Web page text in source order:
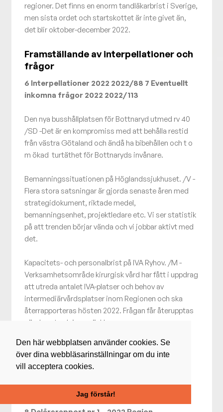
Den här webbplatsen använder cookies. Se
över dina webbläsarinställningar om du inte
vill acceptera cookies.
Jag förstår!
regioner. Det finns en enorm tandläkarbrist i Sverige,
men sista ordet och startskottet är inte givet än,
det blir oktober-december 2022.
Framställande av interpellationer och
frågor
6 Interpellationer 2022 2022/88 7 Eventuellt
inkomna frågor 2022 2022/113
Den nya busshållplatsen för Bottnaryd utmed rv 40
/SD -Det är en kompromiss med att behålla restid
från västra Götaland och ändå ha bibehållen och t o
m ökad turtäthet för Bottnaryds invånare.
Bemanningssituationen på Höglandssjukhuset. /V -
Flera stora satsningar är gjorda senaste åren med
strategidokument, riktade medel,
bemanningsenhet, projektledare etc. Vi ser statistik
på att trenden börjar vända och vi jobbar aktivt med
det.
Kapacitets- och personalbrist på IVA Ryhov. /M -
Verksamhetsområde kirurgisk vård har fått i uppdrag
att utreda antalet IVA-platser och behov av
intermediärvårdsplatser inom Regionen och ska
återrapporteras hösten 2022. Frågan får återupptas
när den utredningen är klar.
Fråga angående TBE-vaccination-subventionering.
/SD -En hälsoekonomisk utredning behöver göras
först.